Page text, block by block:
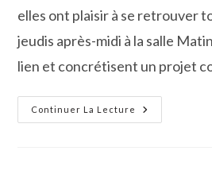
elles ont plaisir à se retrouver
jeudis après-midi à la salle
lien et concrétisent un projet
Continuer La Lecture
Les
Petites